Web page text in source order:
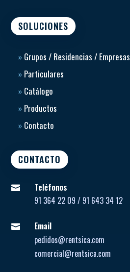
SOLUCIONES
» Grupos / Residencias / Empresas
» Particulares
» Catálogo
» Productos
» Contacto
CONTACTO

Teléfonos
91 364 22 09 / 91 643 34 12

Email
pedidos@rentsica.com
comercial@rentsica.com